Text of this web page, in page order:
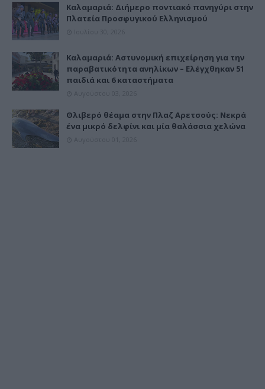
Καλαμαριά: Διήμερο ποντιακό πανηγύρι στην
Πλατεία Προσφυγικού Ελληνισμού
Καλαμαριά: Αστυνομική επιχείρηση για την
παραβατικότητα ανηλίκων – Ελέγχθηκαν 51
παιδιά και 6 καταστήματα
Θλιβερό θέαμα στην Πλαζ Αρετσούς: Νεκρά
ένα μικρό δελφίνι και μία θαλάσσια χελώνα